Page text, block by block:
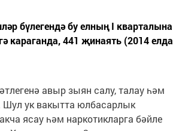
бүлегендә бу елның I кварталына
караганда, 441 җинаять (2014 елда
авыр зыян салу, талау һәм
Шул ук вакытта юлбасарлык
ясау һәм наркотикларга бәйле